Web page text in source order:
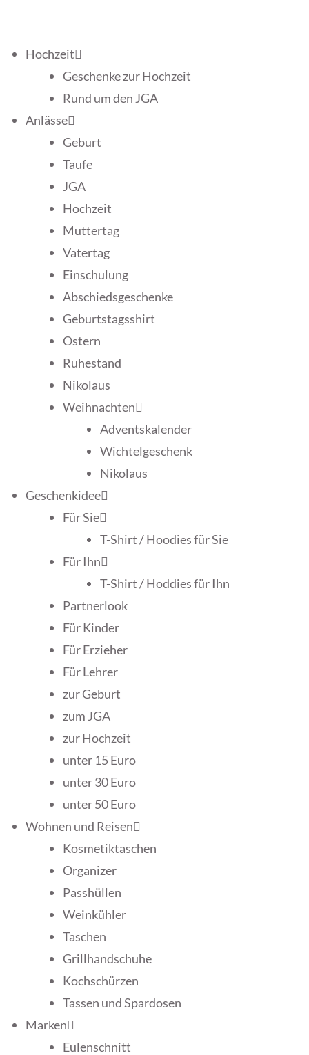
Hochzeit
Geschenke zur Hochzeit
Rund um den JGA
Anlässe
Geburt
Taufe
JGA
Hochzeit
Muttertag
Vatertag
Einschulung
Abschiedsgeschenke
Geburtstagsshirt
Ostern
Ruhestand
Nikolaus
Weihnachten
Adventskalender
Wichtelgeschenk
Nikolaus
Geschenkidee
Für Sie
T-Shirt / Hoodies für Sie
Für Ihn
T-Shirt / Hoddies für Ihn
Partnerlook
Für Kinder
Für Erzieher
Für Lehrer
zur Geburt
zum JGA
zur Hochzeit
unter 15 Euro
unter 30 Euro
unter 50 Euro
Wohnen und Reisen
Kosmetiktaschen
Organizer
Passhüllen
Weinkühler
Taschen
Grillhandschuhe
Kochschürzen
Tassen und Spardosen
Marken
Eulenschnitt